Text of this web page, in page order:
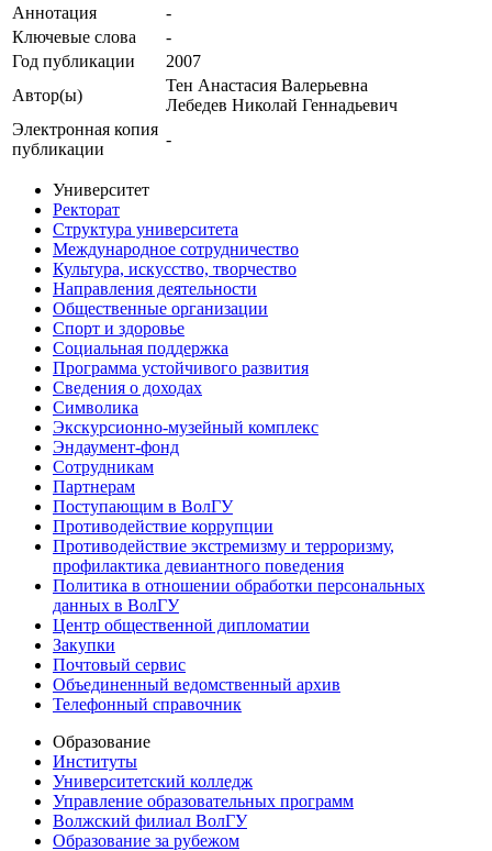
Аннотация
-
Ключевые cлова
-
Год публикации
2007
Автор(ы)
Тен Анастасия Валерьевна
Лебедев Николай Геннадьевич
Электронная копия
публикации
-
Университет
Ректорат
Структура университета
Международное сотрудничество
Культура, искусство, творчество
Направления деятельности
Общественные организации
Спорт и здоровье
Социальная поддержка
Программа устойчивого развития
Сведения о доходах
Символика
Экскурсионно-музейный комплекс
Эндаумент-фонд
Сотрудникам
Партнерам
Поступающим в ВолГУ
Противодействие коррупции
Противодействие экстремизму и терроризму,
профилактика девиантного поведения
Политика в отношении обработки персональных
данных в ВолГУ
Центр общественной дипломатии
Закупки
Почтовый сервис
Объединенный ведомственный архив
Телефонный справочник
Образование
Институты
Университетский колледж
Управление образовательных программ
Волжский филиал ВолГУ
Образование за рубежом